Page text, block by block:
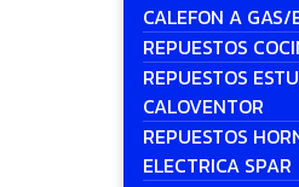
CALEFON A GAS/
REPUESTOS
REPUESTOS
CALOVENTOR
REPUESTOS
ELECTRICA SPAR